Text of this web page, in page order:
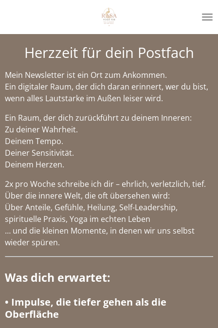
springen
Herzzeit für dein Postfach
Mein Newsletter ist ein Ort zum Ankommen.
Ein digitaler Raum, der dich daran erinnert, wer du bist,
wenn alles Lautstarke im Außen leiser wird.
Ein Raum, der dich zurückführt zu deinem Inneren:
Zu deiner Wahrheit.
Deinem Tempo.
Deiner Sensitivität.
Deinem Herzen.
2x pro Woche schreibe ich dir – ehrlich, verletzlich, tief.
Über die innere Welt, die oft übersehen wird:
Über Anteile, Gefühle, Heilung, Self-Leadership,
spirituelle Praxis, Yoga im echten Leben
… und die kleinen Momente, in denen wir uns selbst
wieder spüren.
Was dich erwartet:
• Impulse, die tiefer gehen als die
Oberfläche